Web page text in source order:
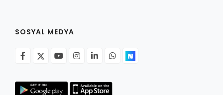
POLİTİKALARIMIZ
ENTEGRE YÖNETIM SISTEMI
KVKK AYDINLATMA METNI
NÖBETÇİ ECZANELER
KURUMLAR
SOSYAL MEDYA